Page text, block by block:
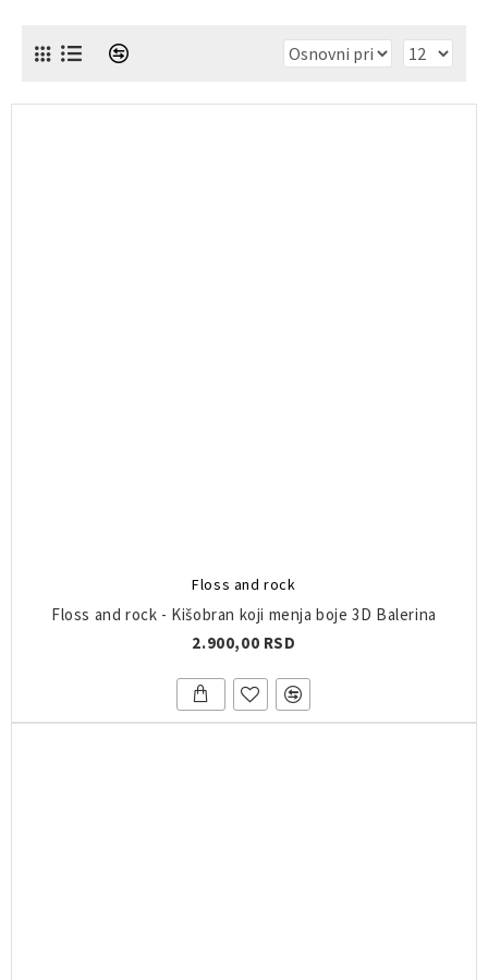
Floss and rock
Floss and rock - Kišobran koji menja boje 3D Balerina
2.900,00 RSD